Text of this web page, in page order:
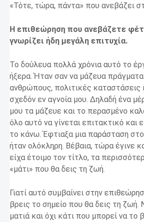
«Τότε, τώρα, πάντα» που ανεβάζει
Η επιθεώρηση που ανεβάζετε
γνωρίζει ήδη μεγάλη επιτυχία.
Το δούλευα πολλά χρόνια αυτό το
ήξερα. Ήταν σαν να μάζευα
ανθρώπους, πολιτικές καταστάσεις
σχεδόν εν αγνοία μου. Δηλαδή ένα
μου τα μάζευε και το περασμένο
όλο αυτό να γίνεται επιτακτικό και
το κάνω. Έφτιαξα μια παράσταση
ήταν ολόκληρη. Βέβαια, τώρα έγινε
είχα έτοιμο τον τίτλο, τα
«μάτι» που θα δεις τη ζωή.
Γιατί αυτό συμβαίνει στην
βρεις το σημείο που θα δεις τη ζωή.
ματιά και όχι κάτι που μπορεί να το